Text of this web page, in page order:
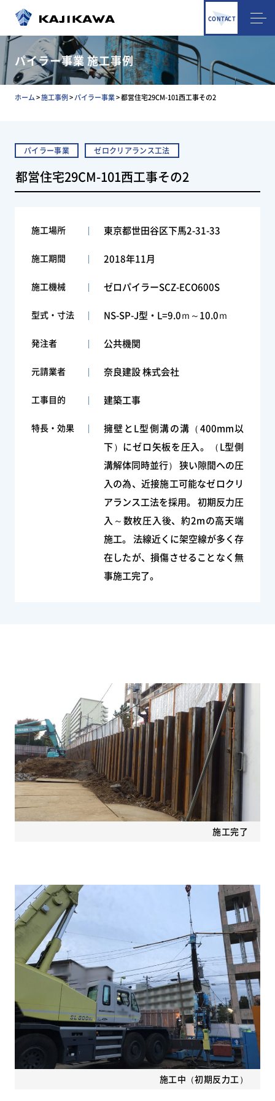
CONTACT
パイラー事業 施工事例
ホーム>施工事例>パイラー事業>都営住宅29CM-101西工事その2
パイラー事業 ゼロクリアランス工法
都営住宅29CM-101西工事その2
施工場所 東京都世田谷区下馬2-31-33
施工期間 2018年11月
施工機械 ゼロパイラーSCZ-ECO600S
型式・寸法 NS-SP-J型・L=9.0ｍ～10.0ｍ
発注者 公共機関
元請業者 奈良建設 株式会社
工事目的 建築工事
特長・効果
擁壁とL型側溝の溝（400mm以
下）にゼロ矢板を圧入。（L型側
溝解体同時並行） 狭い隙間への圧
入の為、近接施工可能なゼロクリ
アランス工法を採用。 初期反力圧
入～数枚圧入後、約2mの高天端
施工。 法線近くに架空線が多く存
在したが、損傷させることなく無
事施工完了。
施工完了
施工中（初期反力工）